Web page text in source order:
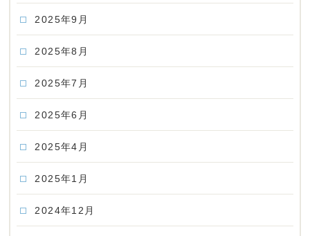
2025年9月
2025年8月
2025年7月
2025年6月
2025年4月
2025年1月
2024年12月